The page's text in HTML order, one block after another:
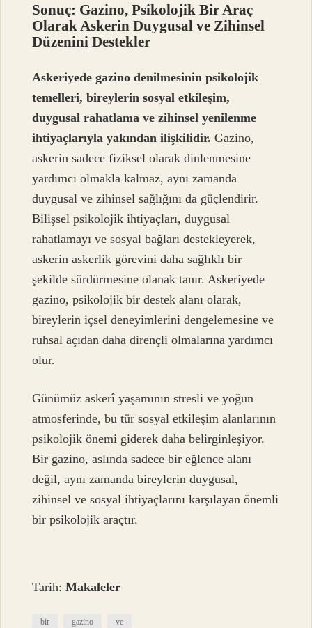
Sonuç: Gazino, Psikolojik Bir Araç
Olarak Askerin Duygusal ve Zihinsel
Düzenini Destekler
Askeriyede gazino denilmesinin psikolojik
temelleri, bireylerin sosyal etkileşim,
duygusal rahatlama ve zihinsel yenilenme
ihtiyaçlarıyla yakından ilişkilidir. Gazino,
askerin sadece fiziksel olarak dinlenmesine
yardımcı olmakla kalmaz, aynı zamanda
duygusal ve zihinsel sağlığını da güçlendirir.
Bilişsel psikolojik ihtiyaçları, duygusal
rahatlamayı ve sosyal bağları destekleyerek,
askerin askerlik görevini daha sağlıklı bir
şekilde sürdürmesine olanak tanır. Askeriyede
gazino, psikolojik bir destek alanı olarak,
bireylerin içsel deneyimlerini dengelemesine ve
ruhsal açıdan daha dirençli olmalarına yardımcı
olur.
Günümüz askerî yaşamının stresli ve yoğun
atmosferinde, bu tür sosyal etkileşim alanlarının
psikolojik önemi giderek daha belirginleşiyor.
Bir gazino, aslında sadece bir eğlence alanı
değil, aynı zamanda bireylerin duygusal,
zihinsel ve sosyal ihtiyaçlarını karşılayan önemli
bir psikolojik araçtır.
Tarih:Makaleler
bir gazino ve